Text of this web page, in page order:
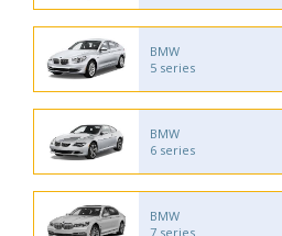
BMW
5 series
BMW
6 series
BMW
7 series